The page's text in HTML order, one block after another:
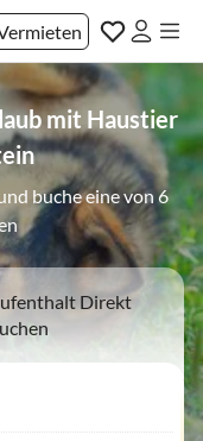
mit Haustier
buche eine von 6
Direkt